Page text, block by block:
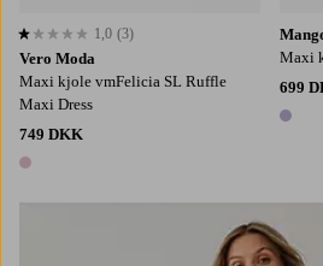
Vero Moda
Maxi kjole vmFelicia SL Ruffle
Maxi Dress
749 DKK
1 farve
1,0 baseret på 3 bedømmelser
1,0 (3)
Maxi
699
1 farve